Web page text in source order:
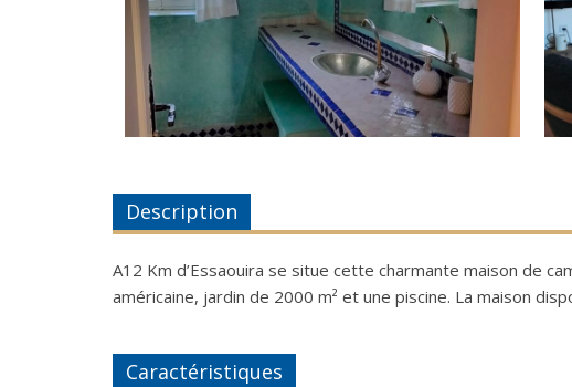
Description
A12 Km d’Essaouira se situe cette charmante maison de
américaine, jardin de 2000 m² et une piscine. La maison
Caractéristiques